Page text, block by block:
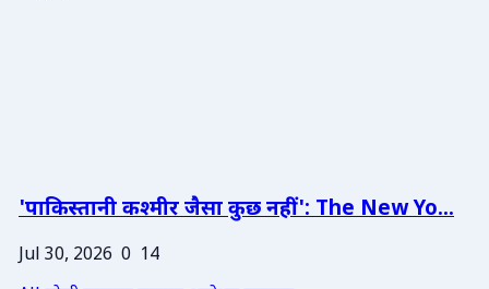
'पाकिस्तानी कश्मीर जैसा कुछ नहीं': The New Yo...
Jul 30, 2026 0 14